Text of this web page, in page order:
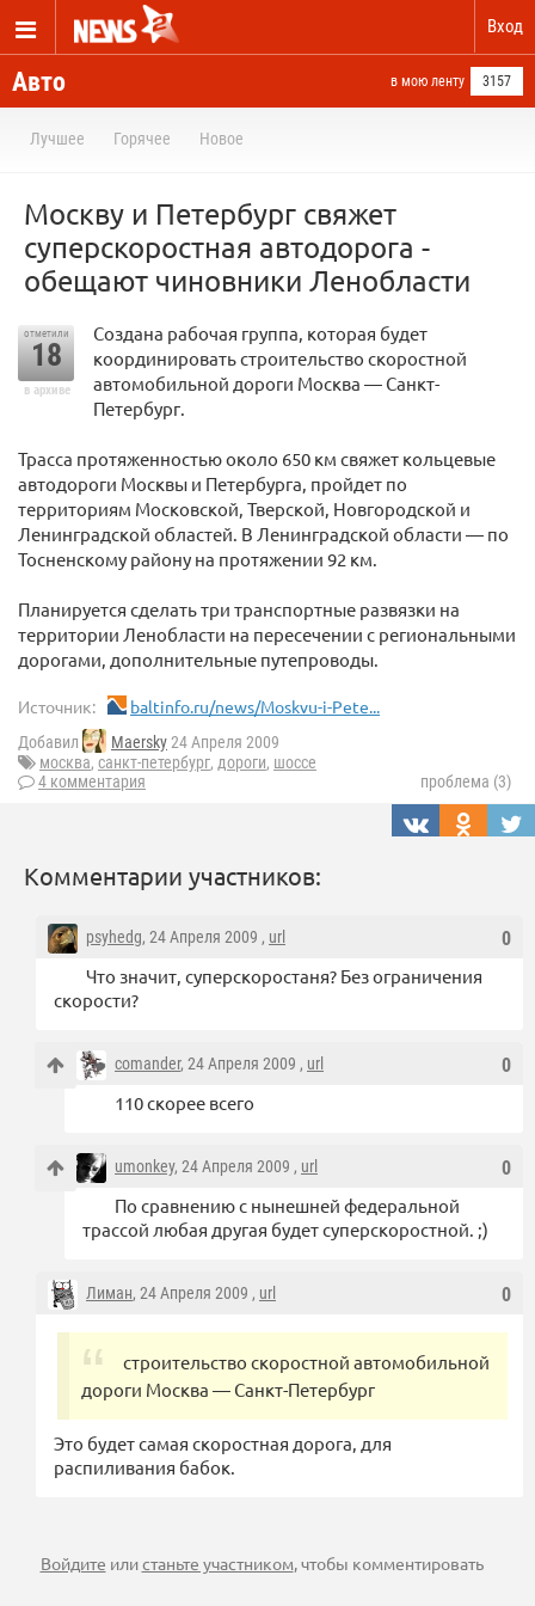
Вход
Авто в мою ленту 3157
Лучшее Горячее Новое
Москву и Петербург свяжет
суперскоростная автодорога -
обещают чиновники Ленобласти
отметили
18
в архиве
Создана рабочая группа, которая будет
координировать строительство скоростной
автомобильной дороги Москва — Санкт-
Петербург.
Трасса протяженностью около 650 км свяжет кольцевые
автодороги Москвы и Петербурга, пройдет по
территориям Московской, Тверской, Новгородской и
Ленинградской областей. В Ленинградской области — по
Тосненскому району на протяжении 92 км.
Планируется сделать три транспортные развязки на
территории Ленобласти на пересечении с региональными
дорогами, дополнительные путепроводы.
Источник: baltinfo.ru/news/Moskvu-i-Pete...
Добавил Maersky24 Апреля 2009
москва, санкт-петербург, дороги, шоссе
4 комментария
проблема (3)
Комментарии участников:
0
psyhedg, 24 Апреля 2009 , url
Что значит, суперскоростаня? Без ограничения
скорости?
0
comander, 24 Апреля 2009 , url
110 скорее всего
0
umonkey, 24 Апреля 2009 , url
По сравнению с нынешней федеральной
трассой любая другая будет суперскоростной. ;)
0
Лиман, 24 Апреля 2009 , url
строительство скоростной автомобильной
дороги Москва — Санкт-Петербург
Это будет самая скоростная дорога, для
распиливания бабок.
Войдите илистаньте участником, чтобы комментировать